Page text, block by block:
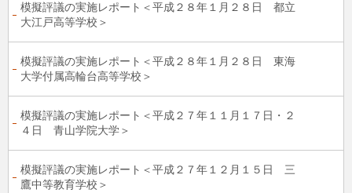
模擬評議の実施レポート＜平成２８年１月２８日 都立
大江戸高等学校＞
模擬評議の実施レポート＜平成２８年１月２８日 東海
大学付属高輪台高等学校＞
模擬評議の実施レポート＜平成２７年１１月１７日・２
４日 青山学院大学＞
模擬評議の実施レポート＜平成２７年１２月１５日 三
鷹中等教育学校＞